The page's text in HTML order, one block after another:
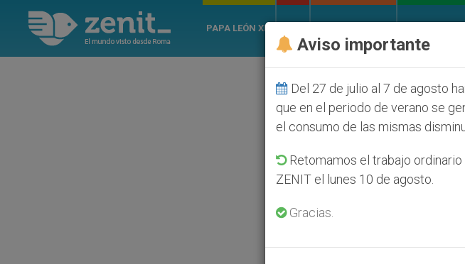
PAPA LEÓN XIV
Aviso importante
Del 27 de julio al 7 de agosto
que en el periodo de verano se
el consumo de las mismas
Retomamos el trabajo
ZENIT el lunes 10 de agosto.
Gracias.